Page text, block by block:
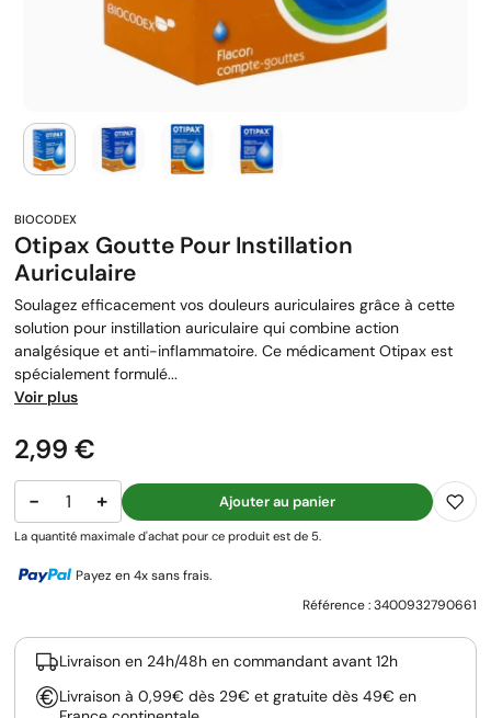
Otipax Goutte Pour Instillation
Auriculaire
Soulagez efficacement vos douleurs auriculaires grâce à cette
solution pour instillation auriculaire qui combine action
analgésique et anti-inflammatoire. Ce médicament Otipax est
spécialement formulé...
Voir plus
Prix
2,99 €
− + Ajouter au panier
La quantité maximale d'achat pour ce produit est de 5.
Payez en 4x sans frais.
Référence :3400932790661
Livraison en 24h/48h en commandant avant 12h
Livraison à 0,99€ dès 29€ et gratuite dès 49€ en